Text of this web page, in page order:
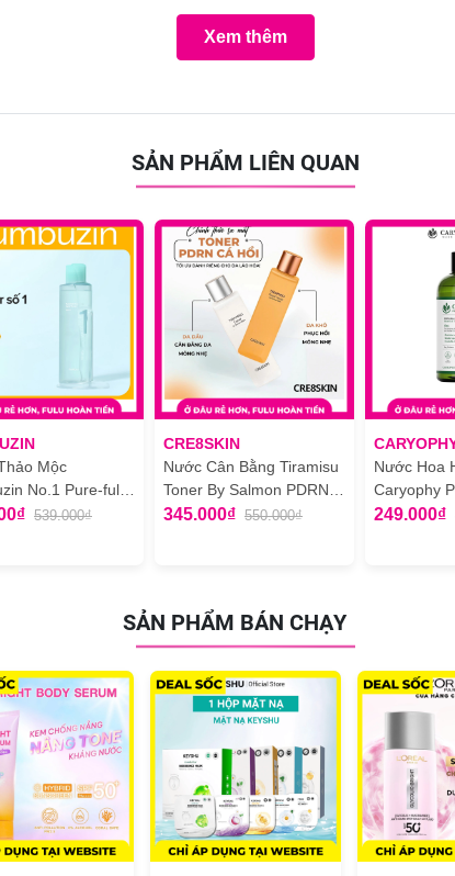
da nhanh hơn và tối ưu hơn trong việc làm sạch cũng như
treatment (để làm dịu và giảm ửng đỏ, giảm kích ứng khi da
và nhạy cảm)
Glucoside, Butylene Glycol, Sorbitan Sesquioleate,
Alternifolia (Tea Tree) Extract, Hydroxyethylcellulose,
Phosphate, Copper Tripeptide-1
Xem thêm
SẢN PHẨM LIÊN QUAN
Mộc
No.1 Pure-full
Herb Toner Làm
539.000₫
CRE8SKIN
Nước Cân Bằng Tiramisu
Toner By Salmon PDRN
Cre8skin 250ml
345.000₫ 550.000₫
Nước Hoa
Caryophy
Ngừa Mụn
249.000₫
SẢN PHẨM BÁN CHẠY